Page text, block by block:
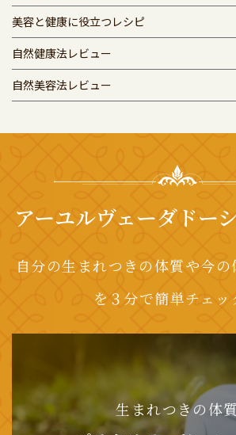
美容と健康に役立つレシピ
自然健康法レビュー
自然美容法レビュー
アーユルヴェーダドー
自分の生まれつきの体質や今
を３分で簡単チェッ
生まれつきの体質